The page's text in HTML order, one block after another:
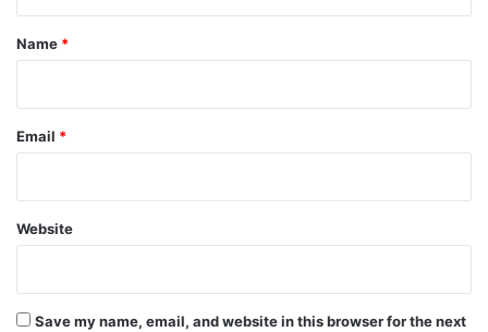
*
Name *
Email *
Website
Save my name, email, and website in this browser for the next